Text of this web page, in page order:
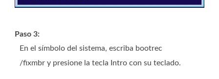
Paso 3:
En el símbolo del sistema, escriba bootrec
/fixmbr y presione la tecla Intro con su teclado.